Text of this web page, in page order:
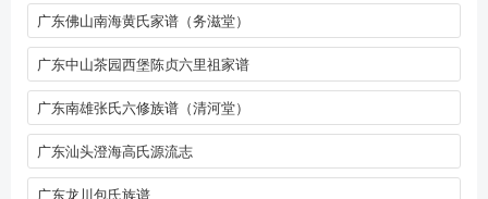
广东佛山南海黄氏家谱（务滋堂）
广东中山茶园西堡陈贞六里祖家谱
广东南雄张氏六修族谱（清河堂）
广东汕头澄海高氏源流志
广东龙川包氏族谱